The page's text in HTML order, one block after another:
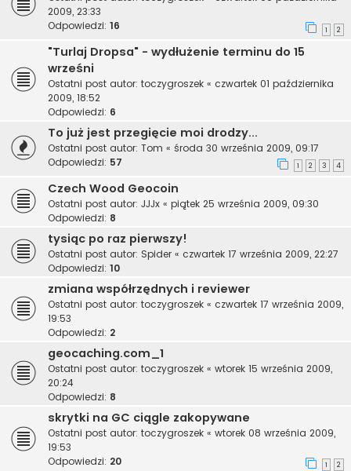
2009, 23:33
Odpowiedzi: 16 1 2
"Turlaj Dropsa" - wydłużenie terminu do 15
wrześni
Ostatni post autor: toczygroszek « czwartek 01 października
2009, 18:52
Odpowiedzi: 6
To już jest przegięcie moi drodzy...
Ostatni post autor: Tom « środa 30 września 2009, 09:17
Odpowiedzi: 57 1 2 3 4
Czech Wood Geocoin
Ostatni post autor: JJJx « piątek 25 września 2009, 09:30
Odpowiedzi: 8
tysiąc po raz pierwszy!
Ostatni post autor: Spider « czwartek 17 września 2009, 22:27
Odpowiedzi: 10
zmiana współrzędnych i reviewer
Ostatni post autor: toczygroszek « czwartek 17 września 2009,
19:53
Odpowiedzi: 2
geocaching.com_1
Ostatni post autor: toczygroszek « wtorek 15 września 2009,
20:24
Odpowiedzi: 8
skrytki na GC ciągle zakopywane
Ostatni post autor: toczygroszek « wtorek 08 września 2009,
19:53
Odpowiedzi: 20 1 2